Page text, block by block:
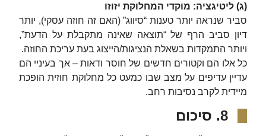
(ג) ליטיגציה: מוקדי המחלוקת יזוזו
סביר שנראה יותר טענות “סיווג” (האם זה חוזה עסקי), יותר
דיון סביב הרף של “תוצאה שאינה מתקבלת על הדעת”,
ויותר התמקדות בשאלת הנציגות/הייצוג בעת עריכת החוזה.
כל אלו הם וקטורים חדשים של חוסר ודאות – אך בעיניי הם
עדיין עדיפים על מצב שבו כמעט כל מחלוקת חוזית הופכת
מיידית לקרב נסיבות רחב.
8. סיכום